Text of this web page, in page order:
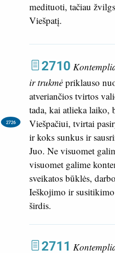
medituoti, tačiau
Viešpatį.
2710
ir trukmė priklauso
atveriančios tvirtos
tada, kai atlieka laiko,
Viešpačiui,
2726
tvirtai
ir koks sunkus ir
Juo. Ne visuomet
visuomet galime
sveikatos būklės,
Ieškojimo ir
širdis.
2711